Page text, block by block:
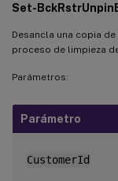
Set-
Desancla una copia
proceso de limpieza
Parámetros:
Parámetro
CustomerId